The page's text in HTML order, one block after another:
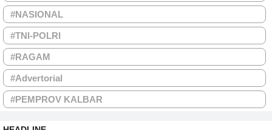
#NASIONAL
#TNI-POLRI
#RAGAM
#Advertorial
#PEMPROV KALBAR